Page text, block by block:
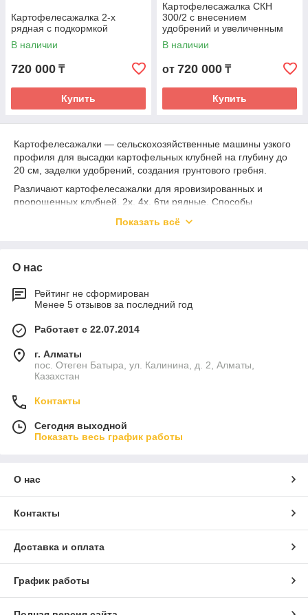
Картофелесажалка 2-х
рядная с подкормкой
В наличии
720 000 ₸
Купить
Картофелесажалка СКН
300/2 с внесением
удобрений и увеличенным
бункером
В наличии
от 720 000 ₸
Купить
Картофелесажалки ― сельскохозяйственные машины узкого
профиля для высадки картофельных клубней на глубину до
20 см, заделки удобрений, создания грунтового гребня.
Различают картофелесажалки для яровизированных и
пророщенных клубней, 2х, 4х, 6ти рядные. Способы
регулируемым расстоянием клубней в ряду (29, 32, 35 см).
Данные картофелесажалки агрегатируется с китайскими
минитракторами : Dong Feng, Булат, xintai, DW и тракторами
Т-40, Т-25, МТЗ. Также наша компания поставляет 2-4х
рядные сажалки белорусского производства «Л-201»,
«Л-207».
Технические характеристики
Глубина посадки ― до 15 см;
Ширина междурядий ― 62,5-67,5 см;
Емкость бункера ― 180 кг;
Показать всё
О нас
Рейтинг не сформирован
Менее 5 отзывов за последний год
Работает с 22.07.2014
г. Алматы
пос. Отеген Батыра, ул. Калинина, д. 2, Алматы,
Казахстан
Контакты
Сегодня выходной
Показать весь график работы
О нас
Контакты
Доставка и оплата
График работы